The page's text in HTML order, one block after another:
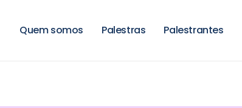
Quem somos Palestras Palestrantes